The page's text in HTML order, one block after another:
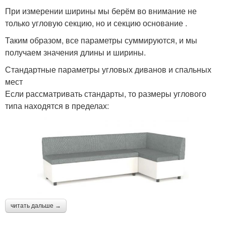
При измерении ширины мы берём во внимание не
только угловую секцию, но и секцию основание .
Таким образом, все параметры суммируются, и мы
получаем значения длины и ширины.
Стандартные параметры угловых диванов и спальных
мест
Если рассматривать стандарты, то размеры углового
типа находятся в пределах:
читать дальше →